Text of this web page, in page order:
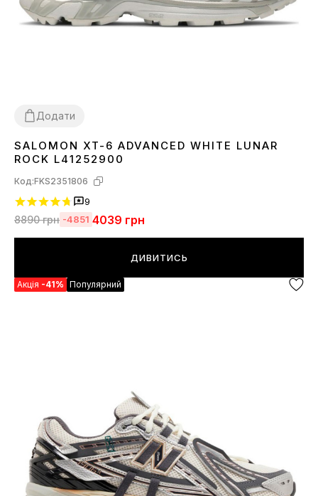
Додати
3637 38 394041 42 434445
SALOMON XT-6 ADVANCED WHITE LUNAR
ROCK L41252900
Код:FKS2351806
9
8890грн -4851 4039 грн
ДИВИТИСЬ
Акція -41% Популярний